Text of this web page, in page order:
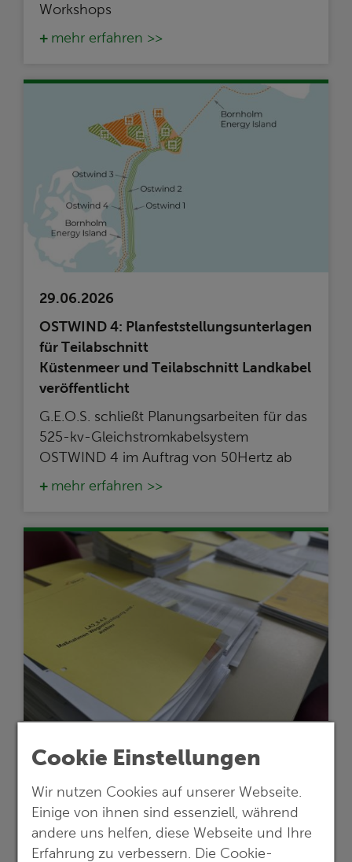
Cookie Einstellungen
Wir nutzen Cookies auf unserer Webseite.
Einige von ihnen sind essenziell, während
andere uns helfen, diese Webseite und Ihre
Erfahrung zu verbessern. Die Cookie-
Workshops
mehr erfahren >>
29.06.2026
OSTWIND 4: Planfeststellungsunterlagen
für Teilabschnitt
Küstenmeer und Teilabschnitt Landkabel
veröffentlicht
G.E.O.S. schließt Planungsarbeiten für das
525-kv-Gleichstromkabelsystem
OSTWIND 4 im Auftrag von 50Hertz ab
mehr erfahren >>
23.06.2026
Fortschritt bei Netzanbindungen
LanWin2 und LanWin3
G.E.O.S. schließt Arbeiten an Unterlagen
für die Landtrassen der Offshore-